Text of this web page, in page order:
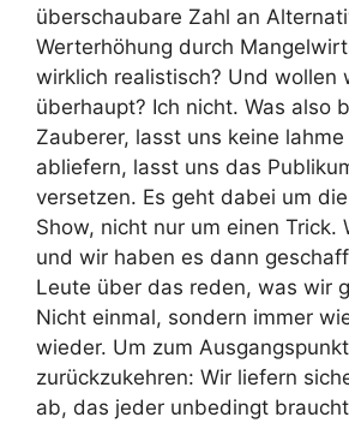
überschaubare Zahl an
Werterhöhung durch
wirklich realistisch? Und wollen
überhaupt? Ich nicht. Was also
Zauberer, lasst uns keine
abliefern, lasst uns das
versetzen. Es geht dabei um
Show, nicht nur um einen Trick.
und wir haben es dann
Leute über das reden, was wir
Nicht einmal, sondern immer
wieder. Um zum Ausgangspunkt
zurückzukehren: Wir liefern
ab, das jeder unbedingt